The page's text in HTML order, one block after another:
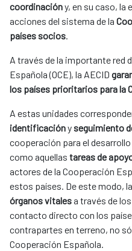
coordinación y, en su caso, la
acciones del sistema de la
países socios.
A través de la importante red
Española (OCE), la AECID
los países prioritarios para la
identificación y seguimiento
cooperación para el
como aquellas tareas de
actores de la Cooperación
órganos vitales a través de
contacto directo con los
contrapartes en terreno, no
Cooperación Española.